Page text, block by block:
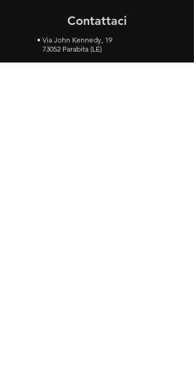
Contattaci
• Via John Kennedy, 19
73052 Parabita (LE)